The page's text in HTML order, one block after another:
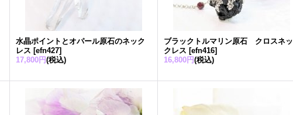
水晶ポイントとオパール原石のネック
レス [efn427]
17,800円(税込)
ブラックトルマリン原石 クロスネッ
クレス [efn416]
16,800円(税込)